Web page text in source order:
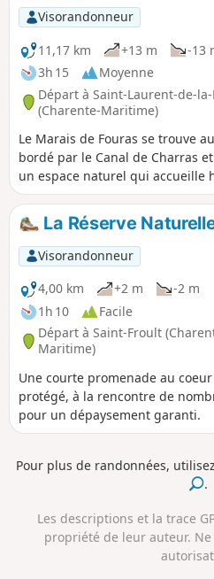
Visorandonneur
11,17 km
+13 m
-13
3h 15
Moyenne
Départ à Saint-Laurent-de-
(Charente-Maritime)
Le Marais de Fouras se trouve
bordé par le Canal de Charras
un espace naturel qui accueille
nombreux autres oiseaux. Le
d'accéder aux dolmens des
Canal de Charras et de
Impériale avec un point de vue
La Réserve
Visorandonneur
4,00 km
+2 m
-2 m
1h 10
Facile
Départ à Saint-Froult
Maritime)
Une courte promenade au
protégé, à la rencontre de
pour un dépaysement garanti.
Pour plus de randonnées,
.
Les descriptions et la trace
propriété de leur auteur.